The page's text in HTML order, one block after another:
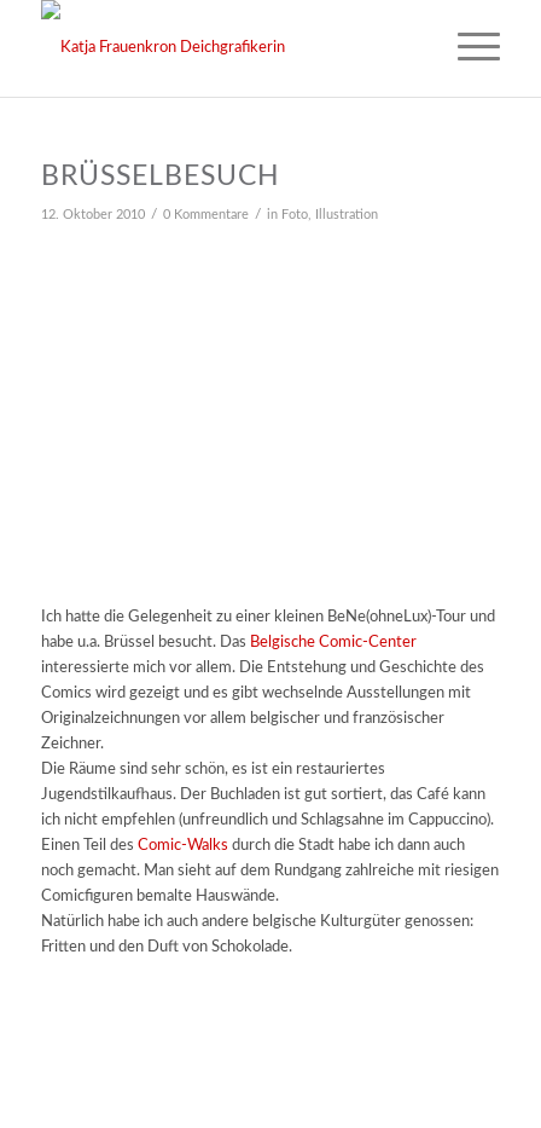
BRÜSSELBESUCH
12. Oktober 2010 / 0 Kommentare / in Foto, Illustration
Ich hatte die Gelegenheit zu einer kleinen BeNe(ohneLux)-Tour und
habe u.a. Brüssel besucht. Das Belgische Comic-Center
interessierte mich vor allem. Die Entstehung und Geschichte des
Comics wird gezeigt und es gibt wechselnde Ausstellungen mit
Originalzeichnungen vor allem belgischer und französischer
Zeichner.
Die Räume sind sehr schön, es ist ein restauriertes
Jugendstilkaufhaus. Der Buchladen ist gut sortiert, das Café kann
ich nicht empfehlen (unfreundlich und Schlagsahne im Cappuccino).
Einen Teil des Comic-Walks durch die Stadt habe ich dann auch
noch gemacht. Man sieht auf dem Rundgang zahlreiche mit riesigen
Comicfiguren bemalte Hauswände.
Natürlich habe ich auch andere belgische Kulturgüter genossen:
Fritten und den Duft von Schokolade.